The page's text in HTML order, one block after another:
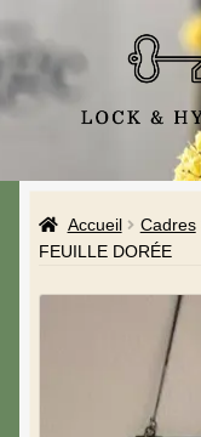
Le Studio
La Boutique
A propos de moi
Accueil Cadres
FEUILLE DORÉE